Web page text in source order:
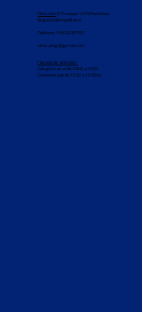
Dirección: El Tranque 1274, Pudahuel,
Región Metropolitana
Teléfono:+569 62837921
villasanig@gmail.com
Horario de atención
Colegio: Lun a Vie 08:00 a 16:00
Docentes: Jue de 15:30 a 16:30hrs